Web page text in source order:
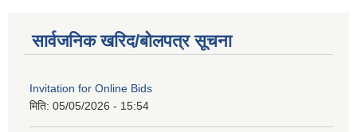
सार्वजनिक खरिद/बोलपत्र सूचना
Invitation for Online Bids
मिति: 05/05/2026 - 15:54